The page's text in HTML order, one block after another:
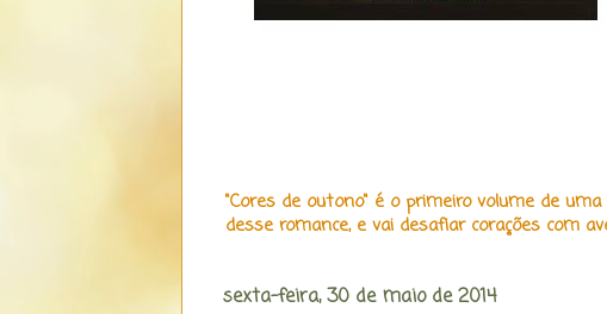
"Cores de outono" é o primeiro volume de
desse romance, e vai desafiar corações com
sexta-feira, 30 de maio de 2014